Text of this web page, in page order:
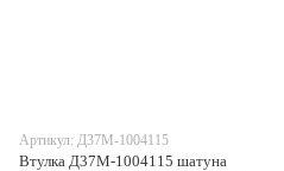
Артикул: Д37М-1004115
Втулка Д37М-1004115 шатуна